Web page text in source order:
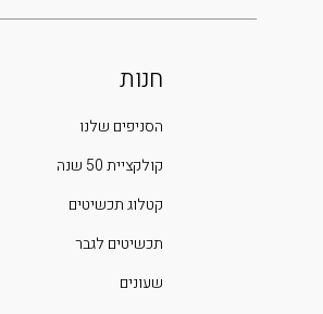
חנות
הסניפים שלנו
קולקציית 50 שנה
קטלוג תכשיטים
תכשיטים לגבר
שעונים